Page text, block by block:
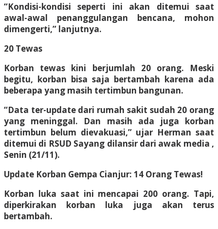
“Kondisi-kondisi seperti ini akan ditemui saat
awal-awal penanggulangan bencana, mohon
dimengerti,” lanjutnya.
20 Tewas
Korban tewas kini berjumlah 20 orang. Meski
begitu, korban bisa saja bertambah karena ada
beberapa yang masih tertimbun bangunan.
“Data ter-update dari rumah sakit sudah 20 orang
yang meninggal. Dan masih ada juga korban
tertimbun belum dievakuasi,” ujar Herman saat
ditemui di RSUD Sayang dilansir dari awak media ,
Senin (21/11).
Update Korban Gempa Cianjur: 14 Orang Tewas!
Korban luka saat ini mencapai 200 orang. Tapi,
diperkirakan korban luka juga akan terus
bertambah.